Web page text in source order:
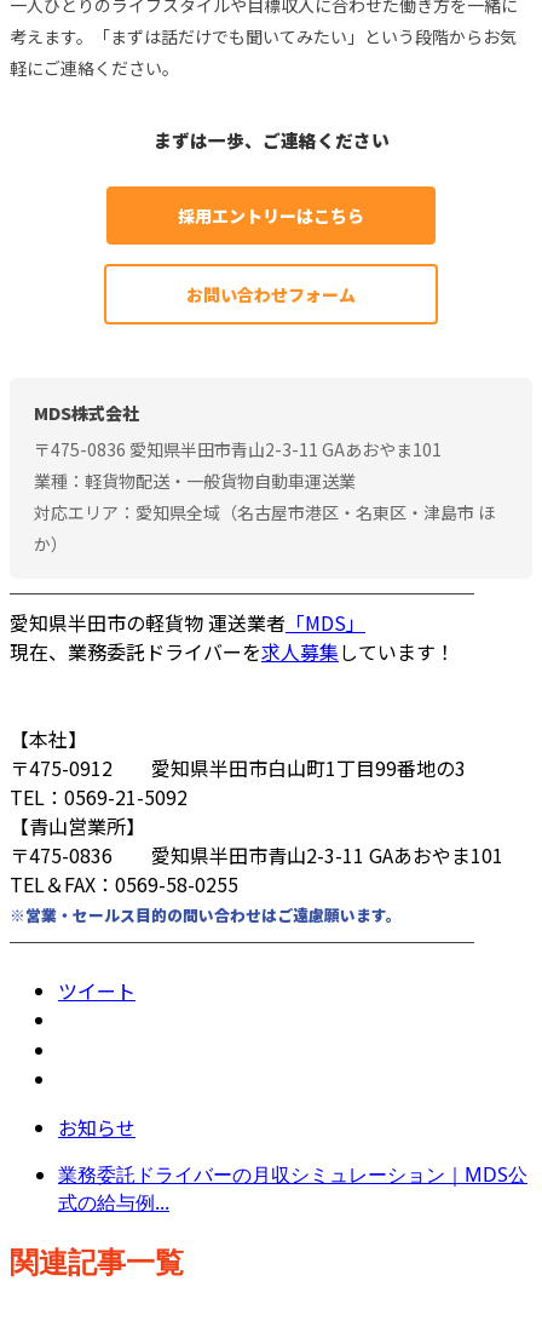
考えます。「まずは話だけでも聞いてみたい」という段階からお気
軽にご連絡ください。
まずは一歩、ご連絡ください
採用エントリーはこちら
お問い合わせフォーム
MDS株式会社
〒475-0836 愛知県半田市青山2-3-11 GAあおやま101
業種：軽貨物配送・一般貨物自動車運送業
対応エリア：愛知県全域（名古屋市港区・名東区・津島市 ほ
か）
────────────────────────
愛知県半田市の軽貨物 運送業者 「MDS」
現在、業務委託ドライバーを求人募集しています！
【本社】
〒475-0912 愛知県半田市白山町1丁目99番地の3
TEL：0569-21-5092
【青山営業所】
〒475-0836 愛知県半田市青山2-3-11 GAあおやま101
TEL＆FAX：0569-58-0255
※営業・セールス目的の問い合わせはご遠慮願います。
────────────────────────
ツイート
お知らせ
業務委託ドライバーの月収シミュレーション｜MDS公
式の給与例...
関連記事一覧